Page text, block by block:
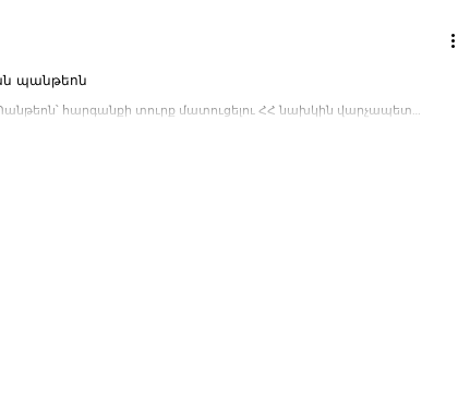
պանթեոն
հարգանքի տուրք մատուցելու ՀՀ նախկին վարչապետ